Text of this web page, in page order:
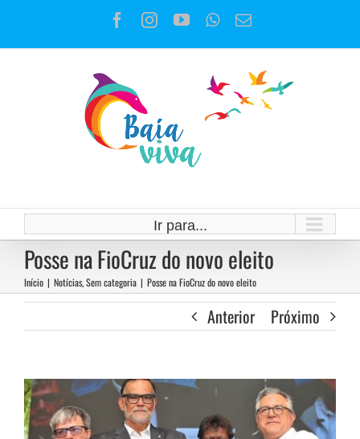
o
Facebook
Instagram
YouTubeWhatsApp
E-
Ir para...
Posse na FioCruz do novo eleito
Início | Notícias,Sem categoria | Posse na FioCruz do novo eleito
Anterior Próximo
View
Larger
Image